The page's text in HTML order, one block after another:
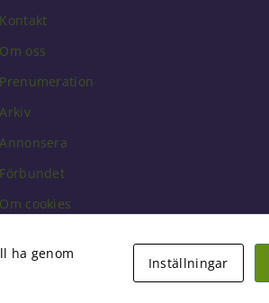
Kontakt
Om oss
Prenumeration
Arkiv
Annonsera
Förbundet
Om cookies
ha genom
Inställningar